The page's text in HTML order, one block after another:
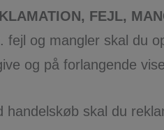
FEJL,
fejl og mangler skal du
og på forlangende
handelskøb skal du